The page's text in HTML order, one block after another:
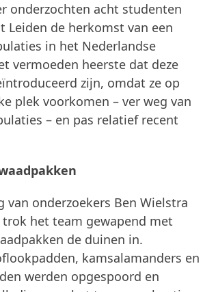
onderzochten acht studenten
Leiden de herkomst van een
in het Nederlandse
vermoeden heerste dat deze
zijn, omdat ze op
plek voorkomen – ver weg van
– en pas relatief recent
van onderzoekers Ben Wielstra
het team gewapend met
de duinen in.
kamsalamanders en
werden opgespoord en